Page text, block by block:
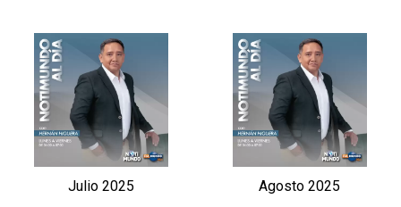
Julio 2025 Agosto 2025